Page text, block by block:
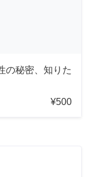
の秘密、知りた
¥500